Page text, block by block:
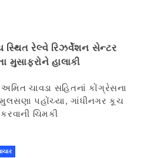
સ્થિત રેલ્વે રિઝર્વેશન સેન્ટર
મુસાફરોને હાલાકી